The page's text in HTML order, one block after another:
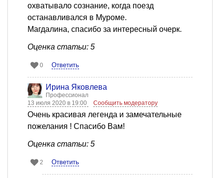
охватывало сознание, когда поезд
останавливался в Муроме.
Магдалина, спасибо за интересный очерк.
Оценка статьи: 5
0 Ответить
Ирина Яковлева
Профессионал
13 июля 2020 в 19:00
Сообщить модератору
Очень красивая легенда и замечательные
пожелания ! Спасибо Вам!
Оценка статьи: 5
2 Ответить